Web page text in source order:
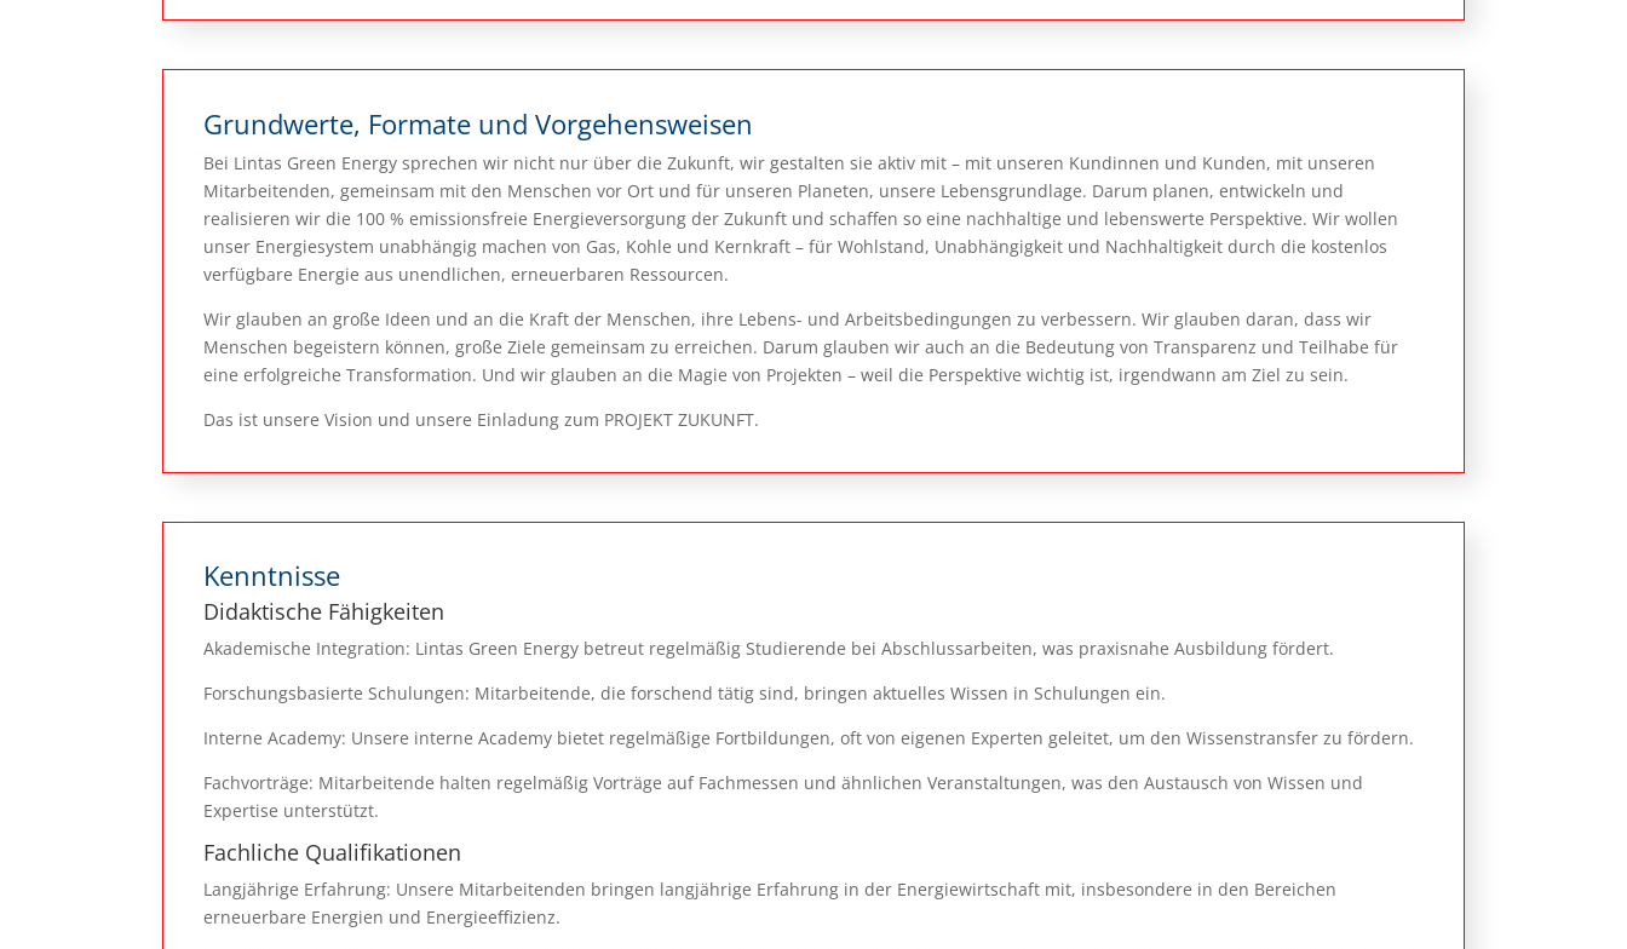
Grundwerte, Formate und Vorgehensweisen
Bei Lintas Green Energy sprechen wir nicht nur über die Zukunft, wir gestalten sie aktiv mit – mit unseren Kundinnen und Kunden, mit unseren
Mitarbeitenden, gemeinsam mit den Menschen vor Ort und für unseren Planeten, unsere Lebens­grundlage. Darum planen, entwickeln und
realisieren wir die 100 % emissions­freie Energie­versorgung der Zukunft und schaffen so eine nach­haltige und lebens­werte Perspektive. Wir wollen
unser Energiesystem unabhängig machen von Gas, Kohle und Kernkraft – für Wohlstand, Unab­hängigkeit und Nach­haltigkeit durch die kostenlos
verfügbare Energie aus unendlichen, erneuerbaren Ressourcen.
Wir glauben an große Ideen und an die Kraft der Menschen, ihre Lebens- und Arbeitsbedingungen zu verbessern. Wir glauben daran, dass wir
Menschen begeistern können, große Ziele gemeinsam zu erreichen. Darum glauben wir auch an die Bedeutung von Transparenz und Teilhabe für
eine erfolgreiche Transformation. Und wir glauben an die Magie von Projekten – weil die Perspektive wichtig ist, irgendwann am Ziel zu sein.
Das ist unsere Vision und unsere Einladung zum PROJEKT ZUKUNFT.
Kenntnisse
Didaktische Fähigkeiten
Akademische Integration: Lintas Green Energy betreut regelmäßig Studierende bei Abschlussarbeiten, was praxisnahe Ausbildung fördert.
Forschungsbasierte Schulungen: Mitarbeitende, die forschend tätig sind, bringen aktuelles Wissen in Schulungen ein.
Interne Academy: Unsere interne Academy bietet regelmäßige Fortbildungen, oft von eigenen Experten geleitet, um den Wissenstransfer zu fördern.
Fachvorträge: Mitarbeitende halten regelmäßig Vorträge auf Fachmessen und ähnlichen Veranstaltungen, was den Austausch von Wissen und
Expertise unterstützt.
Fachliche Qualifikationen
Langjährige Erfahrung: Unsere Mitarbeitenden bringen langjährige Erfahrung in der Energiewirtschaft mit, insbesondere in den Bereichen
erneuerbare Energien und Energieeffizienz.